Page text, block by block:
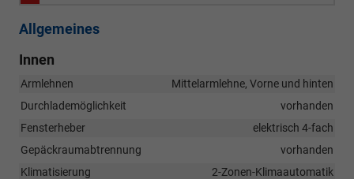
Allgemeines
Innen
Armlehnen
Mittelarmlehne, Vorne und hinten
Durchlademöglichkeit
vorhanden
Fensterheber
elektrisch 4-fach
Gepäckraumabtrennung
vorhanden
Klimatisierung
2-Zonen-Klimaautomatik